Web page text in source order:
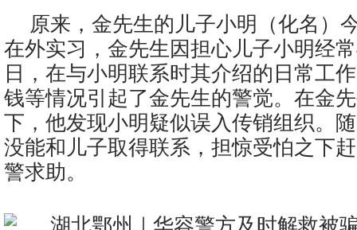
原来，金先生的儿子小明（化名）
在外实习，金先生因担心儿子小明经
日，在与小明联系时其介绍的日常工
钱等情况引起了金先生的警觉。在金
下，他发现小明疑似误入传销组织。
没能和儿子取得联系，担惊受怕之下
警求助。